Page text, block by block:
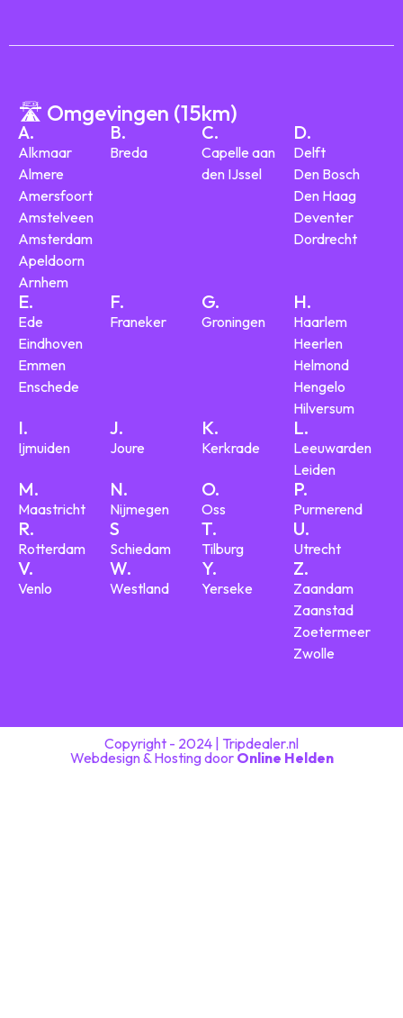
🛣️ Omgevingen (15km)
A.
Alkmaar
Almere
Amersfoort
Amstelveen
Amsterdam
Apeldoorn
Arnhem
B.
Breda
C.
Capelle aan
den IJssel
D.
Delft
Den Bosch
Den Haag
Deventer
Dordrecht
E.
Ede
Eindhoven
Emmen
Enschede
F.
Franeker
G.
Groningen
H.
Haarlem
Heerlen
Helmond
Hengelo
Hilversum
I.
Ijmuiden
J.
Joure
K.
Kerkrade
L.
Leeuwarden
Leiden
M.
Maastricht
N.
Nijmegen
O.
Oss
P.
Purmerend
R.
Rotterdam
S
Schiedam
T.
Tilburg
U.
Utrecht
V.
Venlo
W.
Westland
Y.
Yerseke
Z.
Zaandam
Zaanstad
Zoetermeer
Zwolle
Copyright - 2024 | Tripdealer.nl
Webdesign & Hosting door Online Helden